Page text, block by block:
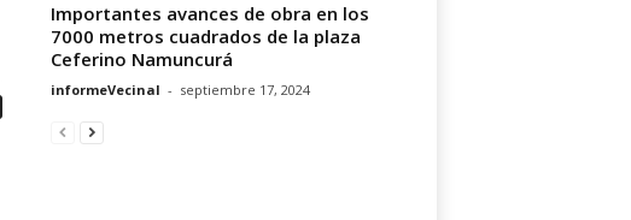
Importantes avances de obra en los
7000 metros cuadrados de la plaza
Ceferino Namuncurá
informeVecinal - septiembre 17, 2024